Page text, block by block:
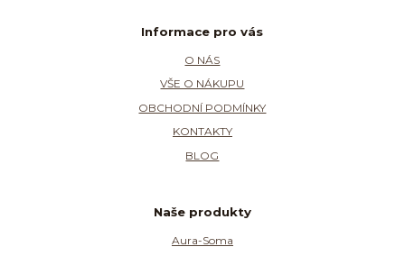
Informace pro vás
O NÁS
VŠE O NÁKUPU
OBCHODNÍ PODMÍNKY
KONTAKTY
BLOG
Naše produkty
Aura-Soma